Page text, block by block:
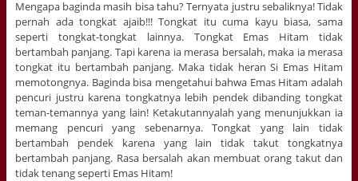
Mengapa baginda masih bisa tahu? Ternyata justru sebaliknya! Tidak
pernah ada tongkat ajaib!!! Tongkat itu cuma kayu biasa, sama
seperti tongkat-tongkat lainnya. Tongkat Emas Hitam tidak
bertambah panjang. Tapi karena ia merasa bersalah, maka ia merasa
tongkat itu bertambah panjang. Maka tidak heran Si Emas Hitam
memotongnya. Baginda bisa mengetahui bahwa Emas Hitam adalah
pencuri justru karena tongkatnya lebih pendek dibanding tongkat
teman-temannya yang lain! Ketakutannyalah yang menunjukkan ia
memang pencuri yang sebenarnya. Tongkat yang lain tidak
bertambah pendek karena yang lain tidak takut tongkatnya
bertambah panjang. Rasa bersalah akan membuat orang takut dan
tidak tenang seperti Emas Hitam!